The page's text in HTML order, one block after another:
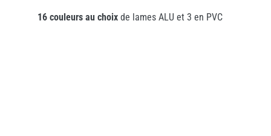
16 couleurs au choix de lames ALU et 3 en PVC